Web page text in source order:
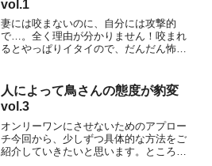
vol.1
妻には咬まないのに、自分には攻撃的
で…。全く理由が分かりません！咬まれ
るとやっぱりイタイので、だんだん怖く
でしょうか。ご家族の中で鳥さんの態度
がガラリと変わってしまうとRead
More...
人によって鳥さんの態度が豹変
vol.3
オンリーワンにさせないためのアプロー
チ今回から、少しずつ具体的な方法をご
紹介していきたいと思います。ところで